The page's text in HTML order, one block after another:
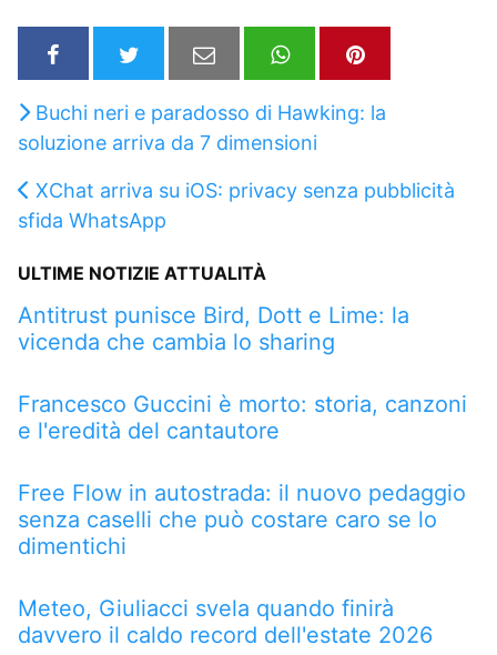
Buchi neri e paradosso di Hawking: la
soluzione arriva da 7 dimensioni
XChat arriva su iOS: privacy senza pubblicità
sfida WhatsApp
ULTIME NOTIZIE ATTUALITÀ
Antitrust punisce Bird, Dott e Lime: la
vicenda che cambia lo sharing
Francesco Guccini è morto: storia, canzoni
e l'eredità del cantautore
Free Flow in autostrada: il nuovo pedaggio
senza caselli che può costare caro se lo
dimentichi
Meteo, Giuliacci svela quando finirà
davvero il caldo record dell'estate 2026